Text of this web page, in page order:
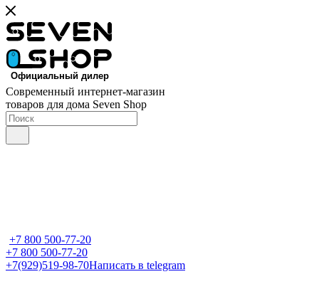
Современный интернет-магазин
товаров для дома Seven Shop
+7 800 500-77-20
+7 800 500-77-20
+7(929)519-98-70Написать в telegram